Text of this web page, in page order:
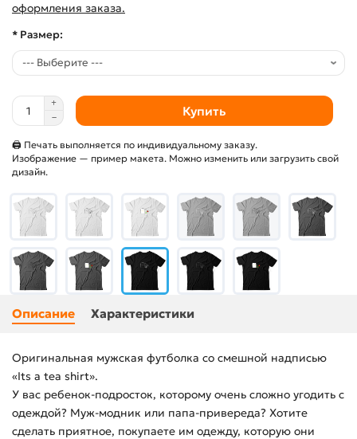
оформления заказа.
* Размер:
Купить
🖨 Печать выполняется по индивидуальному заказу.
Изображение — пример макета. Можно изменить или загрузить свой
дизайн.
Описание Характеристики
Оригинальная мужская футболка со смешной надписью
«Its a tea shirt».
У вас ребенок-подросток, которому очень сложно угодить с
одеждой? Муж-модник или папа-привереда? Хотите
сделать приятное, покупаете им одежду, которую они